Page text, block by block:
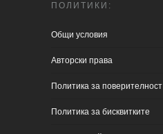
ПОЛИТИКИ:
Общи условия
Aвторски права
Политика за поверителност
Политика за бисквитките